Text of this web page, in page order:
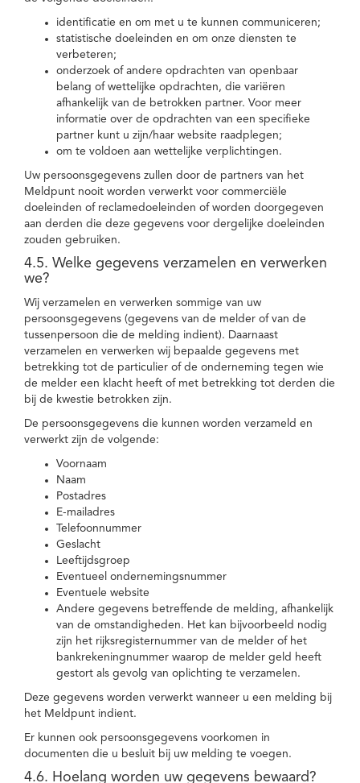
identificatie en om met u te kunnen communiceren;
statistische doeleinden en om onze diensten te
verbeteren;
onderzoek of andere opdrachten van openbaar
belang of wettelijke opdrachten, die variëren
afhankelijk van de betrokken partner. Voor meer
informatie over de opdrachten van een specifieke
partner kunt u zijn/haar website raadplegen;
om te voldoen aan wettelijke verplichtingen.
Uw persoonsgegevens zullen door de partners van het
Meldpunt nooit worden verwerkt voor commerciële
doeleinden of reclamedoeleinden of worden doorgegeven
aan derden die deze gegevens voor dergelijke doeleinden
zouden gebruiken.
4.5. Welke gegevens verzamelen en verwerken
we?
Wij verzamelen en verwerken sommige van uw
persoonsgegevens (gegevens van de melder of van de
tussenpersoon die de melding indient). Daarnaast
verzamelen en verwerken wij bepaalde gegevens met
betrekking tot de particulier of de onderneming tegen wie
de melder een klacht heeft of met betrekking tot derden die
bij de kwestie betrokken zijn.
De persoonsgegevens die kunnen worden verzameld en
verwerkt zijn de volgende:
Voornaam
Naam
Postadres
E-mailadres
Telefoonnummer
Geslacht
Leeftijdsgroep
Eventueel ondernemingsnummer
Eventuele website
Andere gegevens betreffende de melding, afhankelijk
van de omstandigheden. Het kan bijvoorbeeld nodig
zijn het rijksregisternummer van de melder of het
bankrekeningnummer waarop de melder geld heeft
gestort als gevolg van oplichting te verzamelen.
Deze gegevens worden verwerkt wanneer u een melding bij
het Meldpunt indient.
Er kunnen ook persoonsgegevens voorkomen in
documenten die u besluit bij uw melding te voegen.
4.6. Hoelang worden uw gegevens bewaard?